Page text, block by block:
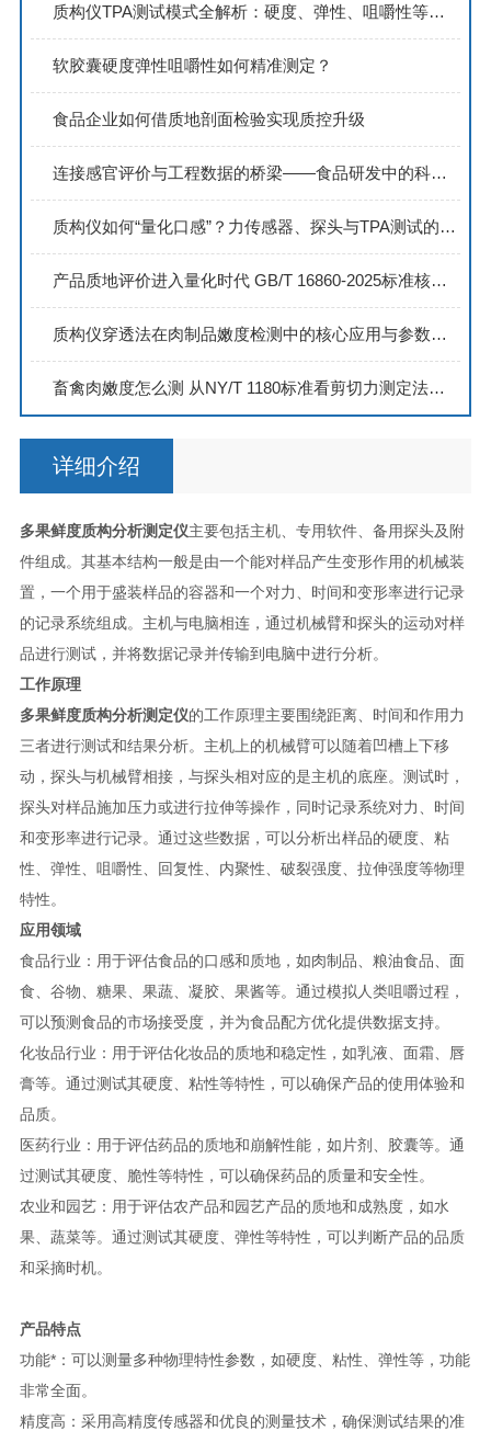
质构仪TPA测试模式全解析：硬度、弹性、咀嚼性等参数是如何产生的？
软胶囊硬度弹性咀嚼性如何精准测定？
食品企业如何借质地剖面检验实现质控升级
连接感官评价与工程数据的桥梁——食品研发中的科学量化工具
质构仪如何“量化口感”？力传感器、探头与TPA测试的协同工作机制
产品质地评价进入量化时代 GB/T 16860-2025标准核心要点全解析
质构仪穿透法在肉制品嫩度检测中的核心应用与参数解读
畜禽肉嫩度怎么测 从NY/T 1180标准看剪切力测定法的完整操作流程
详细介绍
多果鲜度质构分析测定仪主要包括主机、专用软件、备用探头及附
件组成。其基本结构一般是由一个能对样品产生变形作用的机械装
置，一个用于盛装样品的容器和一个对力、时间和变形率进行记录
的记录系统组成。主机与电脑相连，通过机械臂和探头的运动对样
品进行测试，并将数据记录并传输到电脑中进行分析。
工作原理
多果鲜度质构分析测定仪的工作原理主要围绕距离、时间和作用力
三者进行测试和结果分析。主机上的机械臂可以随着凹槽上下移
动，探头与机械臂相接，与探头相对应的是主机的底座。测试时，
探头对样品施加压力或进行拉伸等操作，同时记录系统对力、时间
和变形率进行记录。通过这些数据，可以分析出样品的硬度、粘
性、弹性、咀嚼性、回复性、内聚性、破裂强度、拉伸强度等物理
特性。
应用领域
食品行业：用于评估食品的口感和质地，如肉制品、粮油食品、面
食、谷物、糖果、果蔬、凝胶、果酱等。通过模拟人类咀嚼过程，
可以预测食品的市场接受度，并为食品配方优化提供数据支持。
化妆品行业：用于评估化妆品的质地和稳定性，如乳液、面霜、唇
膏等。通过测试其硬度、粘性等特性，可以确保产品的使用体验和
品质。
医药行业：用于评估药品的质地和崩解性能，如片剂、胶囊等。通
过测试其硬度、脆性等特性，可以确保药品的质量和安全性。
农业和园艺：用于评估农产品和园艺产品的质地和成熟度，如水
果、蔬菜等。通过测试其硬度、弹性等特性，可以判断产品的品质
和采摘时机。
产品特点
功能*：可以测量多种物理特性参数，如硬度、粘性、弹性等，功能
非常全面。
精度高：采用高精度传感器和优良的测量技术，确保测试结果的准